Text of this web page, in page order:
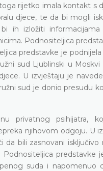
rijetko imala kontakt s
djece, te da bi mogli
izložiti informacijama
Podnositeljica
predstavke je
sud Ljublinski u Moskvi
U izvještaju je
sud je donio presudu
privatnog psihijatra,
njihovom odgoju. U
bili zasnovani
predstavke
suda i napomenuo